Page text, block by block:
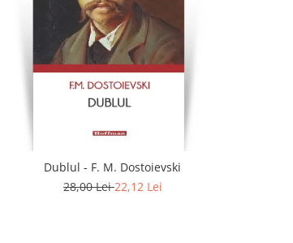
Dublul - F. M. Dostoievski
28,00 Lei22,12 Lei